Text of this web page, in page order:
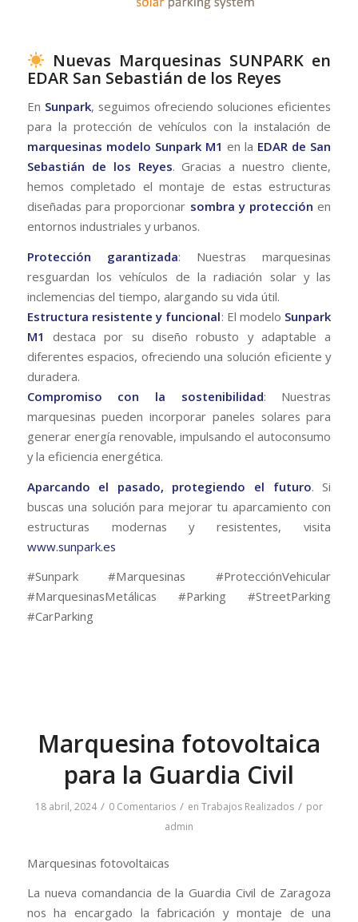
Nuevas Marquesinas SUNPARK en
EDAR San Sebastián de los Reyes
En Sunpark, seguimos ofreciendo soluciones eficientes
para la protección de vehículos con la instalación de
marquesinas modelo Sunpark M1 en la EDAR de San
Sebastián de los Reyes. Gracias a nuestro cliente,
hemos completado el montaje de estas estructuras
diseñadas para proporcionar sombra y protección en
entornos industriales y urbanos.
Protección garantizada: Nuestras marquesinas
resguardan los vehículos de la radiación solar y las
inclemencias del tiempo, alargando su vida útil.
Estructura resistente y funcional: El modelo Sunpark
M1
destaca por su diseño robusto y adaptable a
diferentes espacios, ofreciendo una solución eficiente y
duradera.
Compromiso con la sostenibilidad: Nuestras
marquesinas pueden incorporar paneles solares para
generar energía renovable, impulsando el autoconsumo
y la eficiencia energética.
Aparcando el pasado, protegiendo el futuro. Si
buscas una solución para mejorar tu aparcamiento con
estructuras modernas y resistentes, visita
www.sunpark.es
#Sunpark #Marquesinas #ProtecciónVehicular
#MarquesinasMetálicas #Parking #StreetParking
#CarParking
Marquesina fotovoltaica
para la Guardia Civil
18 abril, 2024 / 0 Comentarios / en Trabajos Realizados / por
admin
Marquesinas fotovoltaicas
La nueva comandancia de la Guardia Civil de Zaragoza
nos ha encargado la fabricación y montaje de una